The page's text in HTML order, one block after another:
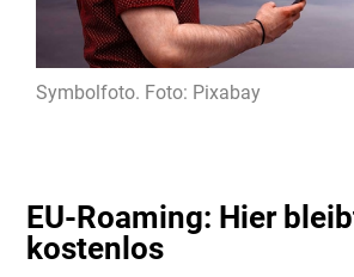
Symbolfoto. Foto: Pixabay
EU-Roaming: Hier
kostenlos